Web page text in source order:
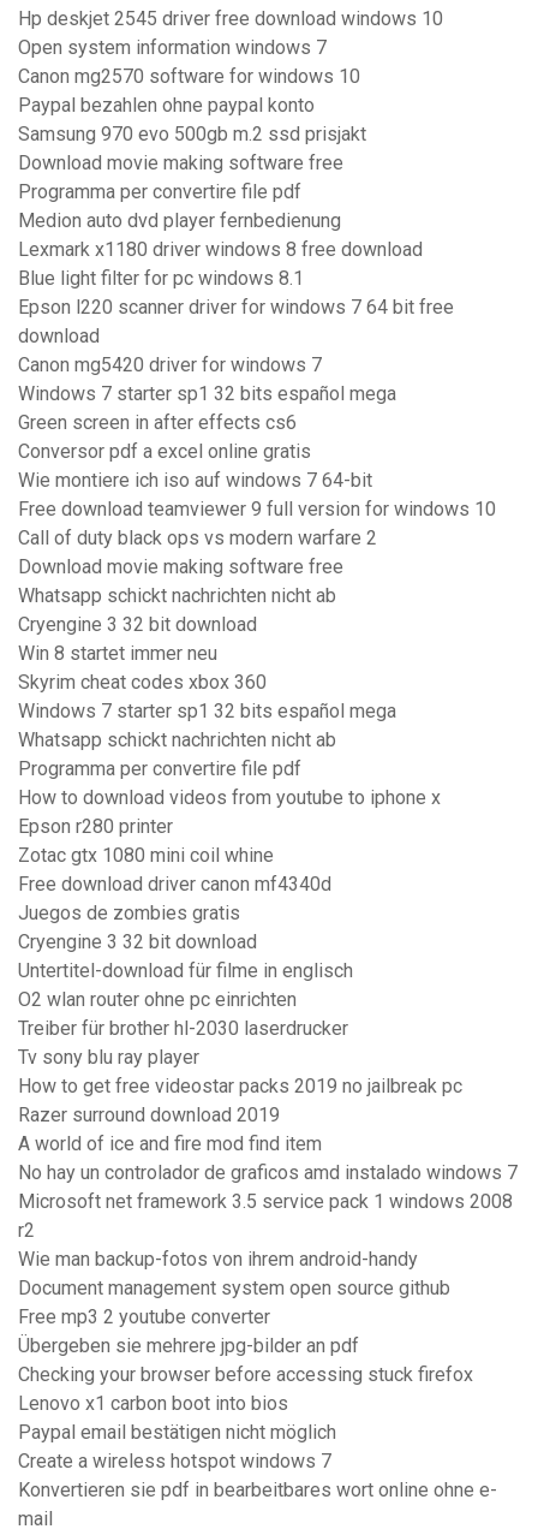
Hp deskjet 2545 driver free download windows 10
Open system information windows 7
Canon mg2570 software for windows 10
Paypal bezahlen ohne paypal konto
Samsung 970 evo 500gb m.2 ssd prisjakt
Download movie making software free
Programma per convertire file pdf
Medion auto dvd player fernbedienung
Lexmark x1180 driver windows 8 free download
Blue light filter for pc windows 8.1
Epson l220 scanner driver for windows 7 64 bit free
download
Canon mg5420 driver for windows 7
Windows 7 starter sp1 32 bits español mega
Green screen in after effects cs6
Conversor pdf a excel online gratis
Wie montiere ich iso auf windows 7 64-bit
Free download teamviewer 9 full version for windows 10
Call of duty black ops vs modern warfare 2
Download movie making software free
Whatsapp schickt nachrichten nicht ab
Cryengine 3 32 bit download
Win 8 startet immer neu
Skyrim cheat codes xbox 360
Windows 7 starter sp1 32 bits español mega
Whatsapp schickt nachrichten nicht ab
Programma per convertire file pdf
How to download videos from youtube to iphone x
Epson r280 printer
Zotac gtx 1080 mini coil whine
Free download driver canon mf4340d
Juegos de zombies gratis
Cryengine 3 32 bit download
Untertitel-download für filme in englisch
O2 wlan router ohne pc einrichten
Treiber für brother hl-2030 laserdrucker
Tv sony blu ray player
How to get free videostar packs 2019 no jailbreak pc
Razer surround download 2019
A world of ice and fire mod find item
No hay un controlador de graficos amd instalado windows 7
Microsoft net framework 3.5 service pack 1 windows 2008
r2
Wie man backup-fotos von ihrem android-handy
Document management system open source github
Free mp3 2 youtube converter
Übergeben sie mehrere jpg-bilder an pdf
Checking your browser before accessing stuck firefox
Lenovo x1 carbon boot into bios
Paypal email bestätigen nicht möglich
Create a wireless hotspot windows 7
Konvertieren sie pdf in bearbeitbares wort online ohne e-
mail